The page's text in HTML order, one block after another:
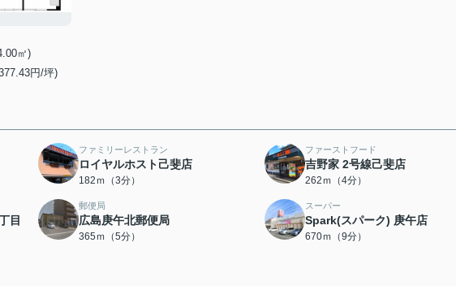
㎡)
円/坪)
ファミリーレストラン
ロイヤルホスト己斐店
182ｍ（3分）
ファーストフード
吉野家 2号線己斐店
262ｍ（4分）
目
郵便局
広島庚午北郵便局
365ｍ（5分）
スーパー
Spark(スパーク) 庚午店
670ｍ（9分）